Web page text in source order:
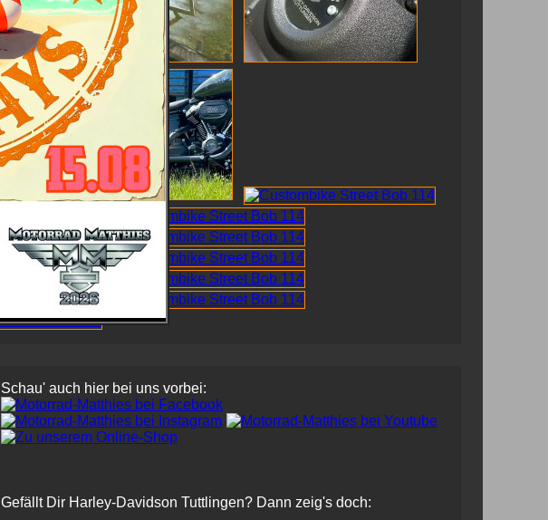
Schau' auch hier bei uns vorbei:
Gefällt Dir Harley-Davidson Tuttlingen? Dann zeig's doch: